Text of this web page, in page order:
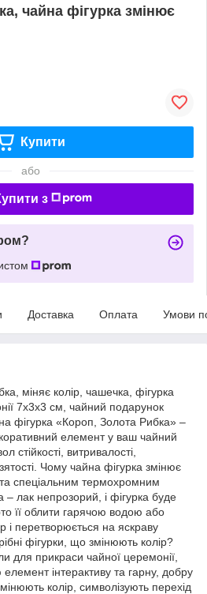
чайна фігурка змінює
Купити
або
з
Доставка Оплата Умови
міняє колір, чашечка, фігурка
7х3х3 см, чайний подарунок
фігурка «Короп, Золота Рибка» –
елемент у ваш чайний
стійкості, витривалості,
Чому чайна фігурка змінює
спеціальним термохромним
лак непрозорий, і фігурка буде
її облити гарячою водою або
і перетворюється на яскраву
фігурки, що змінюють колір?
для прикраси чайної церемонії,
інтерактиву та гарну, добру
колір, символізують перехід